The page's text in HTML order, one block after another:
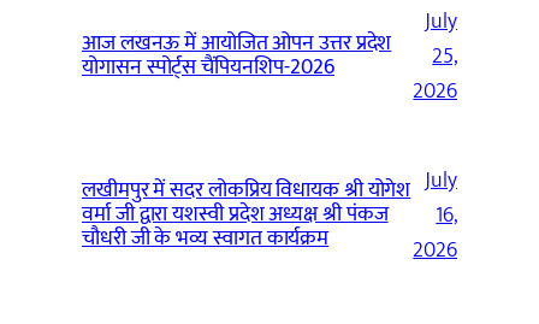
आज लखनऊ में आयोजित ओपन उत्तर प्रदेश
योगासन स्पोर्ट्स चैंपियनशिप-2026
July
25,
2026
लखीमपुर में सदर लोकप्रिय विधायक श्री योगेश
वर्मा जी द्वारा यशस्वी प्रदेश अध्यक्ष श्री पंकज
चौधरी जी के भव्य स्वागत कार्यक्रम
July
16,
2026